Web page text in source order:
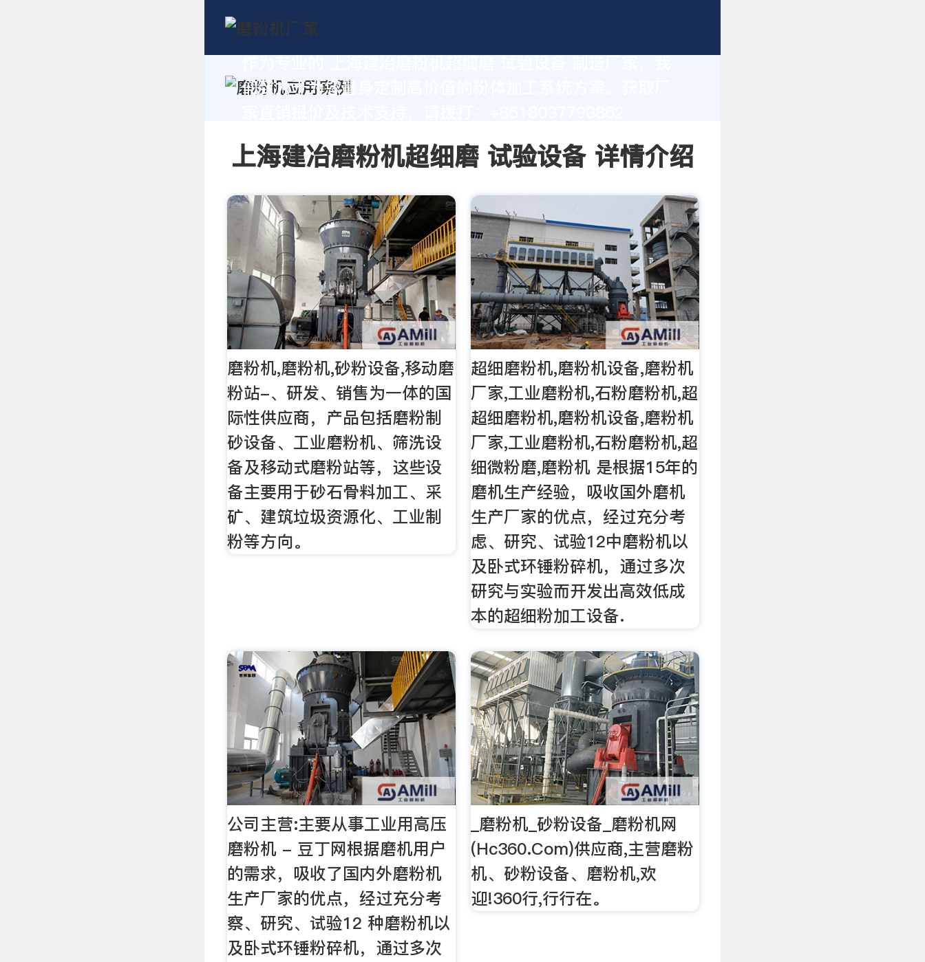
们致力于为您量身定制高价值的粉体加工系统方案。获取厂
上海建冶磨粉机超细磨 试验设备 详情介绍
磨粉机,磨粉机,砂粉设备,移动磨
粉站-、研发、销售为一体的国
际性供应商，产品包括磨粉制
砂设备、工业磨粉机、筛洗设
备及移动式磨粉站等，这些设
备主要用于砂石骨料加工、采
矿、建筑垃圾资源化、工业制
粉等方向。
超细磨粉机,磨粉机设备,磨粉机
厂家,工业磨粉机,石粉磨粉机,超
超细磨粉机,磨粉机设备,磨粉机
厂家,工业磨粉机,石粉磨粉机,超
细微粉磨,磨粉机 是根据15年的
磨机生产经验，吸收国外磨机
生产厂家的优点，经过充分考
虑、研究、试验12中磨粉机以
及卧式环锤粉碎机，通过多次
研究与实验而开发出高效低成
本的超细粉加工设备.
公司主营:主要从事工业用高压
磨粉机 - 豆丁网根据磨机用户
的需求，吸收了国内外磨粉机
生产厂家的优点，经过充分考
察、研究、试验12 种磨粉机以
及卧式环锤粉碎机，通过多次
_磨粉机_砂粉设备_磨粉机网
(Hc360.Com)供应商,主营磨粉
机、砂粉设备、磨粉机,欢
迎!360行,行行在。